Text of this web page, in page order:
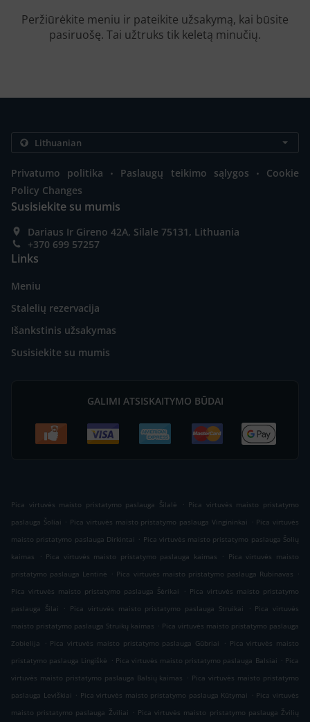
Peržiūrėkite meniu ir pateikite užsakymą, kai būsite
pasiruošę. Tai užtruks tik keletą minučių.
Privatumo politika . Paslaugų teikimo sąlygos .
Cookie
Policy Changes
Susisiekite su mumis
Dariaus Ir Gireno 42A, Silale 75131, Lithuania
+370 699 57257
Links
Meniu
Stalelių rezervacija
Išankstinis užsakymas
Susisiekite su mumis
GALIMI ATSISKAITYMO BŪDAI
Pica virtuvės maisto pristatymo paslauga Šilalė . Pica virtuvės maisto pristatymo
paslauga Šoliai . Pica virtuvės maisto pristatymo paslauga Vingininkai . Pica virtuvės
maisto pristatymo paslauga Dirkintai . Pica virtuvės maisto pristatymo paslauga Šolių
kaimas
. Pica virtuvės maisto pristatymo paslauga kaimas . Pica virtuvės maisto
pristatymo paslauga Lentinė . Pica virtuvės maisto pristatymo paslauga Rubinavas .
Pica virtuvės maisto pristatymo paslauga Šėrikai
. Pica virtuvės maisto pristatymo
paslauga Šilai
. Pica virtuvės maisto pristatymo paslauga Struikai . Pica virtuvės
maisto pristatymo paslauga Struikų kaimas . Pica virtuvės maisto pristatymo paslauga
Zobielija
. Pica virtuvės maisto pristatymo paslauga Gūbriai . Pica virtuvės maisto
pristatymo paslauga Lingiškė . Pica virtuvės maisto pristatymo paslauga Balsiai . Pica
virtuvės maisto pristatymo paslauga Balsių kaimas . Pica virtuvės maisto pristatymo
paslauga Leviškiai . Pica virtuvės maisto pristatymo paslauga Kūtymai . Pica virtuvės
maisto pristatymo paslauga Žviliai . Pica virtuvės maisto pristatymo paslauga Žvilių